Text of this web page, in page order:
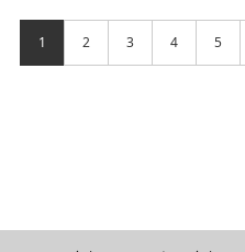
1 2 3 4 5